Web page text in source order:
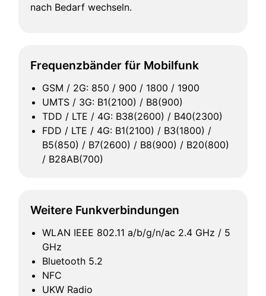
nach Bedarf wechseln.
Frequenzbänder für Mobilfunk
GSM / 2G: 850 / 900 / 1800 / 1900
UMTS / 3G: B1(2100) / B8(900)
TDD / LTE / 4G: B38(2600) / B40(2300)
FDD / LTE / 4G: B1(2100) / B3(1800) /
B5(850) / B7(2600) / B8(900) / B20(800)
/ B28AB(700)
Weitere Funkverbindungen
WLAN IEEE 802.11 a/b/g/n/ac 2.4 GHz / 5
GHz
Bluetooth 5.2
NFC
UKW Radio